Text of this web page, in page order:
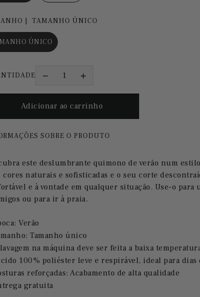
| TAMANHO ÚNICO
ÚNICO
SOBRE O PRODUTO
este deslumbrante quimono de verão num
cores naturais e sofisticadas e o seu corte
e à vontade em qualquer situação. Use-o para
ou para ir à praia.
Verão
Tamanho único
na máquina deve ser feita a baixa
100% poliéster leve e respirável, ideal para dias
reforçadas: Acabamento de alta qualidade
gratuita